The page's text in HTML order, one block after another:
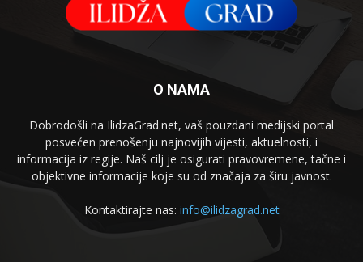
O NAMA
Dobrodošli na IlidzaGrad.net, vaš pouzdani medijski portal
posvećen prenošenju najnovijih vijesti, aktuelnosti, i
informacija iz regije. Naš cilj je osigurati pravovremene, tačne i
objektivne informacije koje su od značaja za širu javnost.
Kontaktirajte nas: info@ilidzagrad.net